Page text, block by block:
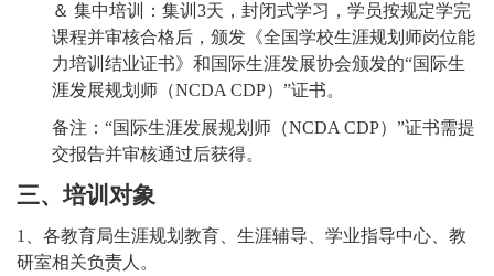
＆ 集中培训：集训 3天，封闭式学习，学员按规定学完
课程并审核合格后，颁发《全国学校生涯规划师岗位能
力培训结业证书》和国际生涯发展协会颁发的“国际生
涯发展规划师（NCDA CDP）”证书。
备注： “国际生涯发展规划师（NCDA CDP）”证书需提
交报告并审核通过后获得。
三、培训对象
1、各教育局生涯规划教育、生涯辅导、学业指导中心、教
研室相关负责人。